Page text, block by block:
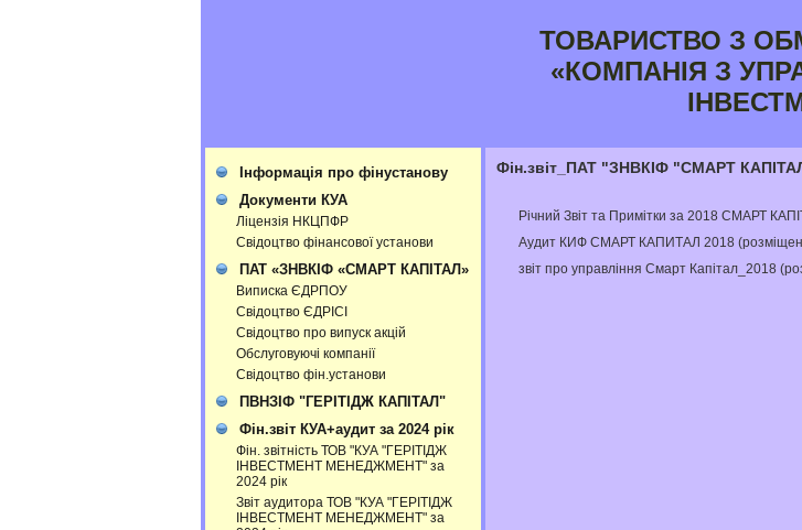
ТОВАРИСТВО З
«КОМПАНІЯ З
Інформація про фінустанову
Документи КУА
Ліцензія НКЦПФР
Свідоцтво фінансової установи
ПАТ «ЗНВКІФ «СМАРТ КАПІТАЛ»
Виписка ЄДРПОУ
Свідоцтво ЄДРІСІ
Свідоцтво про випуск акцій
Обслуговуючі компанії
Свідоцтво фін.установи
ПВНЗІФ "ГЕРІТІДЖ КАПІТАЛ"
Фін.звіт КУА+аудит за 2024 рік
Фін. звітність ТОВ "КУА "ГЕРІТІДЖ
ІНВЕСТМЕНТ МЕНЕДЖМЕНТ" за
2024 рік
Звіт аудитора ТОВ "КУА "ГЕРІТІДЖ
ІНВЕСТМЕНТ МЕНЕДЖМЕНТ" за
Фін.звіт_ПАТ "ЗНВКІФ "СМАРТ
Річний Звіт та Примітки за 2018 СМАРТ
Аудит КИФ СМАРТ КАПИТАЛ 2018
звіт про управління Смарт Капітал_2018